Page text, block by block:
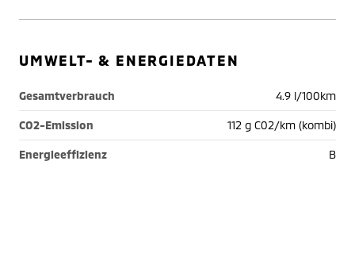
UMWELT- & ENERGIEDATEN
Gesamtverbrauch 4.9 l/100km
CO2-Emission 112 g C02/km (kombi)
Energieeffizienz B